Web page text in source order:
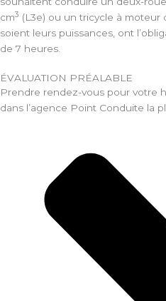
cm3 (L3e) ou un tricycle à moteur
soient leurs puissances, ont
de 7 heures.
ÉVALUATION PRÉALABLE
Prendre rendez-vous pour votre
dans l’agence Point Conduite la